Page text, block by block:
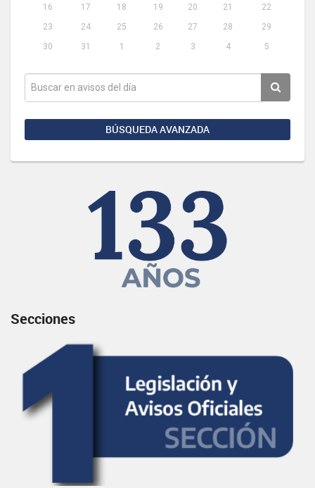
16
17 18 19 20 21
22
23
24 25 26 27 28
29
30
31 1 2 3 4 5
BÚSQUEDA AVANZADA
Secciones